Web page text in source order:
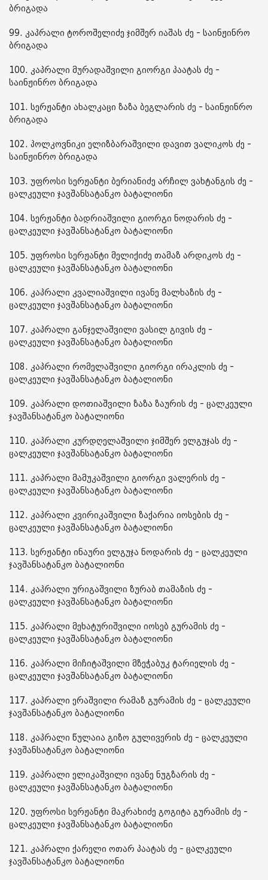
ბრიგადა
99. კაპრალი ტოროშელიძე ჯიმშერ იაშას ძე - საინჟინრო
ბრიგადა
100. კაპრალი მურადაშვილი გიორგი პაატას ძე -
საინჟინრო ბრიგადა
101. სერჟანტი ახალკაცი ზაზა ბეგლარის ძე - საინჟინრო
ბრიგადა
102. პოლკოვნიკი ელიზბარაშვილი დავით ვალიკოს ძე -
საინჟინრო ბრიგადა
103. უფროსი სერჟანტი ბერიანიძე არჩილ ვახტანგის ძე -
ცალკეული ჯავშანსატანკო ბატალიონი
104. სერჟანტი ბადრიაშვილი გიორგი ნოდარის ძე -
ცალკეული ჯავშანსატანკო ბატალიონი
105. უფროსი სერჟანტი მელიქიძე თამაზ არდიკოს ძე -
ცალკეული ჯავშანსატანკო ბატალიონი
106. კაპრალი კვალიაშვილი ივანე მალხაზის ძე -
ცალკეული ჯავშანსატანკო ბატალიონი
107. კაპრალი განჯელაშვილი ვასილ გივის ძე -
ცალკეული ჯავშანსატანკო ბატალიონი
108. კაპრალი რომელაშვილი გიორგი ირაკლის ძე -
ცალკეული ჯავშანსატანკო ბატალიონი
109. კაპრალი დოთიაშვილი ზაზა ზაურის ძე - ცალკეული
ჯავშანსატანკო ბატალიონი
110. კაპრალი კურდღელაშვილი ჯიმშერ ელგუჯას ძე -
ცალკეული ჯავშანსატანკო ბატალიონი
111. კაპრალი მამუკაშვილი გიორგი ვალერის ძე -
ცალკეული ჯავშანსატანკო ბატალიონი
112. კაპრალი კვირიკაშვილი ზაქარია იოსების ძე -
ცალკეული ჯავშანსატანკო ბატალიონი
113. სერჟანტი ინაური ელგუჯა ნოდარის ძე - ცალკეული
ჯავშანსატანკო ბატალიონი
114. კაპრალი ურიგაშვილი ზურაბ თამაზის ძე -
ცალკეული ჯავშანსატანკო ბატალიონი
115. კაპრალი მეხატურიშვილი იოსებ გურამის ძე -
ცალკეული ჯავშანსატანკო ბატალიონი
116. კაპრალი მიჩიტაშვილი მზეჭაბუკ ტარიელის ძე -
ცალკეული ჯავშანსატანკო ბატალიონი
117. კაპრალი ერაშვილი რამაზ გურამის ძე - ცალკეული
ჯავშანსატანკო ბატალიონი
118. კაპრალი წულაია გიზო გულივერის ძე - ცალკეული
ჯავშანსატანკო ბატალიონი
119. კაპრალი ელიკაშვილი ივანე ნუგზარის ძე -
ცალკეული ჯავშანსატანკო ბატალიონი
120. უფროსი სერჟანტი მაკრახიძე გოგიტა გურამის ძე -
ცალკეული ჯავშანსატანკო ბატალიონი
121. კაპრალი ქარელი ოთარ პაატას ძე - ცალკეული
ჯავშანსატანკო ბატალიონი